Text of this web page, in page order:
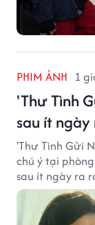
PHIM ẢNH 1
'Thư Tình
sau ít
'Thư Tình Gửi
chú ý tại
sau ít ngày ra
kỳ vọng ban
tranh của